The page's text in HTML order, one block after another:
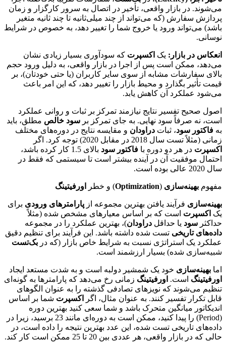
می‌شوند. در بازار واقعی، تأخیر در اتصال به سرور کارگزار و زمان
پردازش سفارش (که می‌تواند از چند میلی‌ثانیه تا چند ثانیه متغیر
باشد) می‌تواند ورود یا خروج شما را تغییر دهد، به خصوص در شرایط
نوسانی.
انعکاس در بازار: یک اکسپرت که سودآوری بسیار زیادی نشان
می‌دهد، ممکن است پس از اجرا در بازار واقعی، به دلیل ورود حجم
بالای سفارشات مشابه از سوی سایر کاربران (یا حتی خودتان)، بر
قیمت تأثیر بگذارد و محیط بازار را تغییر دهد، که این امر باعث
می‌شود عملکرد آن کاهش یابد.
اصول صحیح تفسیر نتایج نیازمند تمرکز بر ثبات و روانی عملکرد
است، نه صرفاً سود نهایی. به جای تمرکز بر سود خالص مطلق، باید
به فاکتور سود، ثبات دراودان و مقایسه نتایج در دوره‌های مختلف
زمانی (مثلاً تست سال 2018 در مقابل 2020) توجه کرد. اگر
اکسپرت در هر دو دوره با فاکتور سود
بالای 1.5 کار کرده باشد،
احتمال موفقیت آن در آینده بیشتر است تا سیستمی که فقط در
سال 2020 عالی بوده است.
مفهوم بهینه‌سازی (
Optimization) و خطر اورفیتینگ
بهینه‌سازی فرآیند یافتن بهترین مجموعه از پارامترهای ورودی برای
یک اکسپرت است که بر اساس معیارهای مشخص شده (مثلاً
حداکثر سود یا حداقل دراودان)، بهترین عملکرد را در مجموعه
داده‌های تاریخی تست شده داشته باشد. این فرآیند برای تنظیم دقیق
عملکرد یک استراتژی نسبت به شرایط خاص بازار (که در بک‌تست
شبیه‌سازی شده) بسیار ارزشمند است.
اما بهینه‌سازی خود یک شمشیر دولبه است و به شدت مستعد ایجاد
اورفیتینگ است. اورفیتینگ زمانی رخ می‌دهد که پارامترها به گونه‌ای
تنظیم می‌شوند که نویزهای تصادفی گذشته را به عنوان الگوهای
قابل تکرار تفسیر کنند. به عنوان مثال، اگر
اکسپرت شما بر اساس
اندیکاتور میانگین متحرک باشد و شما سعی کنید بهترین دوره
(Period) را پیدا کنید، ممکن است به دوره‌ای مانند 23 برسید، زیرا در
داده‌های تاریخی تست شده، این عدد بهترین نتیجه را داده است، در
حالی که در بازار واقعی، هر عددی بین 20 تا 25 ممکن است کار کند.